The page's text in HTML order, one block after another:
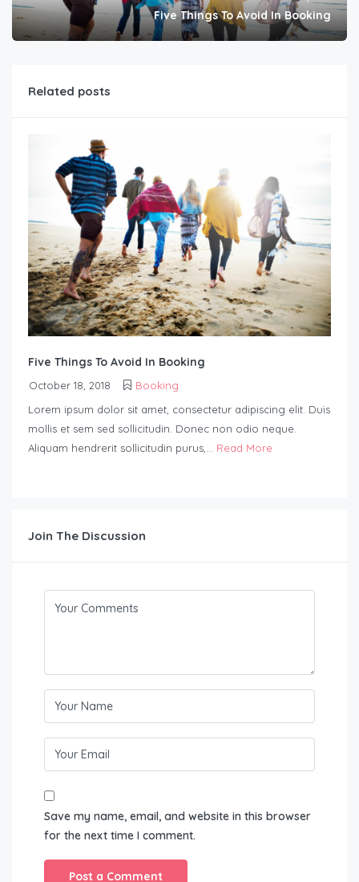
Five Things To Avoid In Booking
Related posts
Five Things To Avoid In Booking
October 18, 2018
Booking
Lorem ipsum dolor sit amet, consectetur adipiscing elit. Duis
mollis et sem sed sollicitudin. Donec non odio neque.
Aliquam hendrerit sollicitudin purus,... Read More
Join The Discussion
Save my name, email, and website in this browser
for the next time I comment.